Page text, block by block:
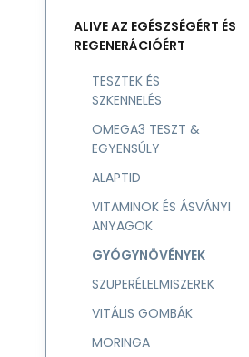
ALIVE AZ EGÉSZSÉGÉRT ÉS
REGENERÁCIÓÉRT
TESZTEK ÉS
SZKENNELÉS
OMEGA3 TESZT &
EGYENSÚLY
ALAPTID
VITAMINOK ÉS ÁSVÁNYI
ANYAGOK
GYÓGYNÖVÉNYEK
SZUPERÉLELMISZEREK
VITÁLIS GOMBÁK
MORINGA